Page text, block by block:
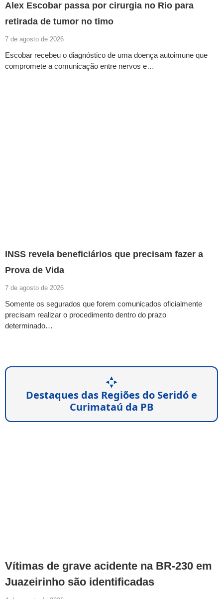
Alex Escobar passa por cirurgia no Rio para
retirada de tumor no timo
7 de agosto de 2026
Escobar recebeu o diagnóstico de uma doença autoimune que
compromete a comunicação entre nervos e…
INSS revela beneficiários que precisam fazer a
Prova de Vida
7 de agosto de 2026
Somente os segurados que forem comunicados oficialmente
precisam realizar o procedimento dentro do prazo
determinado…
Destaques das Regiões do Seridó e
Curimataú da PB
Vítimas de grave acidente na BR-230 em
Juazeirinho são identificadas